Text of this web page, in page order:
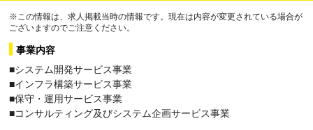
※この情報は、求人掲載当時の情報です。現在は内容が変更されている場合が
ございますのでご注意ください。
事業内容
■システム開発サービス事業
■インフラ構築サービス事業
■保守・運用サービス事業
■コンサルティング及びシステム企画サービス事業